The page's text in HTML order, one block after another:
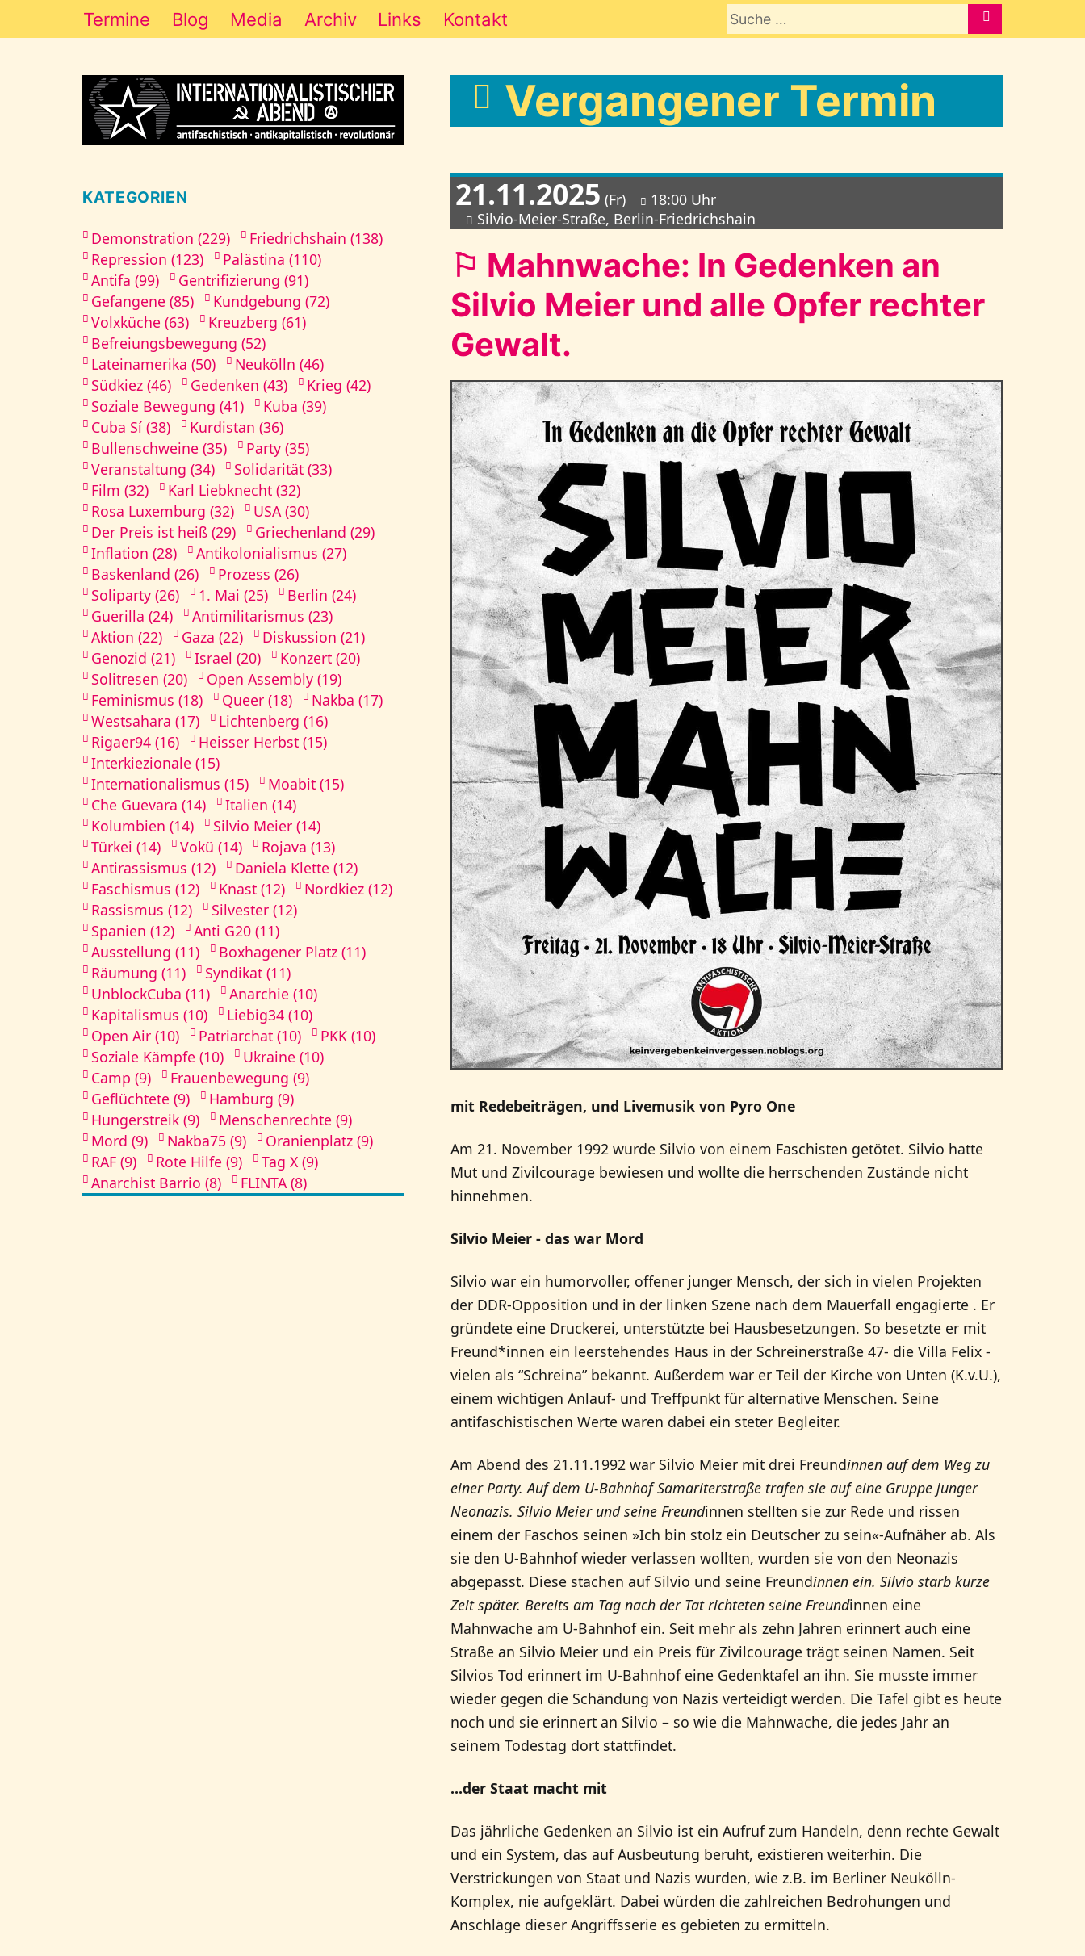
Termine Blog Media Archiv Links Kontakt
Vergangener Termin
21.11.2025 (Fr)
18:00 Uhr
Silvio-Meier-Straße, Berlin-Friedrichshain
⚐ Mahnwache: In Gedenken an
Silvio Meier und alle Opfer rechter
Gewalt.
mit Redebeiträgen, und Livemusik von Pyro One
Am 21. November 1992 wurde Silvio von einem Faschisten getötet. Silvio hatte
Mut und Zivilcourage bewiesen und wollte die herrschenden Zustände nicht
hinnehmen.
Silvio Meier - das war Mord
Silvio war ein humorvoller, offener junger Mensch, der sich in vielen Projekten
der DDR-Opposition und in der linken Szene nach dem Mauerfall engagierte . Er
gründete eine Druckerei, unterstützte bei Hausbesetzungen. So besetzte er mit
Freund*innen ein leerstehendes Haus in der Schreinerstraße 47- die Villa Felix -
vielen als “Schreina” bekannt. Außerdem war er Teil der Kirche von Unten (K.v.U.),
einem wichtigen Anlauf- und Treffpunkt für alternative Menschen. Seine
antifaschistischen Werte waren dabei ein steter Begleiter.
Am Abend des 21.11.1992 war Silvio Meier mit drei Freundinnen auf dem Weg zu
einer Party. Auf dem U-Bahnhof Samariterstraße trafen sie auf eine Gruppe junger
Neonazis. Silvio Meier und seine Freundinnen stellten sie zur Rede und rissen
einem der Faschos seinen »Ich bin stolz ein Deutscher zu sein«-Aufnäher ab. Als
sie den U-Bahnhof wieder verlassen wollten, wurden sie von den Neonazis
abgepasst. Diese stachen auf Silvio und seine Freundinnen ein. Silvio starb kurze
Zeit später. Bereits am Tag nach der Tat richteten seine Freundinnen eine
Mahnwache am U-Bahnhof ein. Seit mehr als zehn Jahren erinnert auch eine
Straße an Silvio Meier und ein Preis für Zivilcourage trägt seinen Namen. Seit
Silvios Tod erinnert im U-Bahnhof eine Gedenktafel an ihn. Sie musste immer
wieder gegen die Schändung von Nazis verteidigt werden. Die Tafel gibt es heute
noch und sie erinnert an Silvio – so wie die Mahnwache, die jedes Jahr an
seinem Todestag dort stattfindet.
...der Staat macht mit
Das jährliche Gedenken an Silvio ist ein Aufruf zum Handeln, denn rechte Gewalt
und ein System, das auf Ausbeutung beruht, existieren weiterhin. Die
Verstrickungen von Staat und Nazis wurden, wie z.B. im Berliner Neukölln-
Komplex, nie aufgeklärt. Dabei würden die zahlreichen Bedrohungen und
Anschläge dieser Angriffsserie es gebieten zu ermitteln.
KATEGORIEN
Demonstration (229)
Friedrichshain (138)
Repression (123)
Palästina (110)
Antifa (99)
Gentrifizierung (91)
Gefangene (85)
Kundgebung (72)
Volxküche (63)
Kreuzberg (61)
Befreiungsbewegung (52)
Lateinamerika (50)
Neukölln (46)
Südkiez (46)
Gedenken (43)
Krieg (42)
Soziale Bewegung (41)
Kuba (39)
Cuba Sí (38)
Kurdistan (36)
Bullenschweine (35)
Party (35)
Veranstaltung (34)
Solidarität (33)
Film (32)
Karl Liebknecht (32)
Rosa Luxemburg (32)
USA (30)
Der Preis ist heiß (29)
Griechenland (29)
Inflation (28)
Antikolonialismus (27)
Baskenland (26)
Prozess (26)
Soliparty (26)
1. Mai (25)
Berlin (24)
Guerilla (24)
Antimilitarismus (23)
Aktion (22)
Gaza (22)
Diskussion (21)
Genozid (21)
Israel (20)
Konzert (20)
Solitresen (20)
Open Assembly (19)
Feminismus (18)
Queer (18)
Nakba (17)
Westsahara (17)
Lichtenberg (16)
Rigaer94 (16)
Heisser Herbst (15)
Interkiezionale (15)
Internationalismus (15)
Moabit (15)
Che Guevara (14)
Italien (14)
Kolumbien (14)
Silvio Meier (14)
Türkei (14)
Vokü (14)
Rojava (13)
Antirassismus (12)
Daniela Klette (12)
Faschismus (12)
Knast (12)
Nordkiez (12)
Rassismus (12)
Silvester (12)
Spanien (12)
Anti G20 (11)
Ausstellung (11)
Boxhagener Platz (11)
Räumung (11)
Syndikat (11)
UnblockCuba (11)
Anarchie (10)
Kapitalismus (10)
Liebig34 (10)
Open Air (10)
Patriarchat (10)
PKK (10)
Soziale Kämpfe (10)
Ukraine (10)
Camp (9)
Frauenbewegung (9)
Geflüchtete (9)
Hamburg (9)
Hungerstreik (9)
Menschenrechte (9)
Mord (9)
Nakba75 (9)
Oranienplatz (9)
RAF (9)
Rote Hilfe (9)
Tag X (9)
Anarchist Barrio (8)
FLINTA (8)